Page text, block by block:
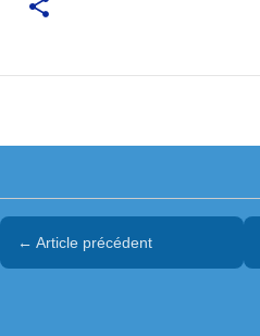
← Article précédent